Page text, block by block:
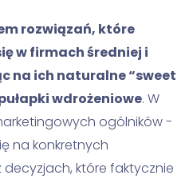
rozwiązań, które
w firmach średniej i
na ich naturalne “sweet
wdrożeniowe. W
ogólników -
na konkretnych
które faktycznie